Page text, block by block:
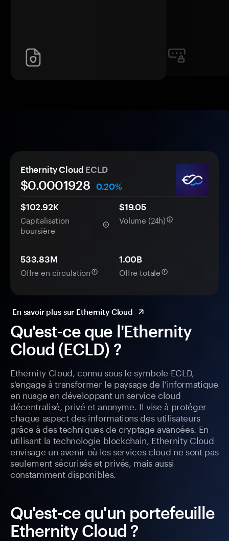
Qu'est-ce que l'Ethernity
Cloud (ECLD) ?
Ethernity Cloud, connu sous le symbole ECLD,
s'engage à transformer le paysage de l'informatique
en nuage en développant un service cloud
décentralisé, privé et anonyme. Il vise à protéger
chaque aspect des informations des utilisateurs
grâce à des techniques de cryptage avancées. En
utilisant la technologie blockchain, Ethernity Cloud
envisage un avenir où les services cloud ne sont pas
seulement sécurisés et privés, mais aussi
constamment disponibles.
Qu'est-ce qu'un portefeuille
Ethernity Cloud ?
Ethernity Cloud ECLD
$0.0001928
0.20%
$102.92K
Capitalisation
boursière
$19.05
Volume (24h)
533.83M
Offre en circulation
1.00B
Offre totale
En savoir plus sur Ethernity Cloud